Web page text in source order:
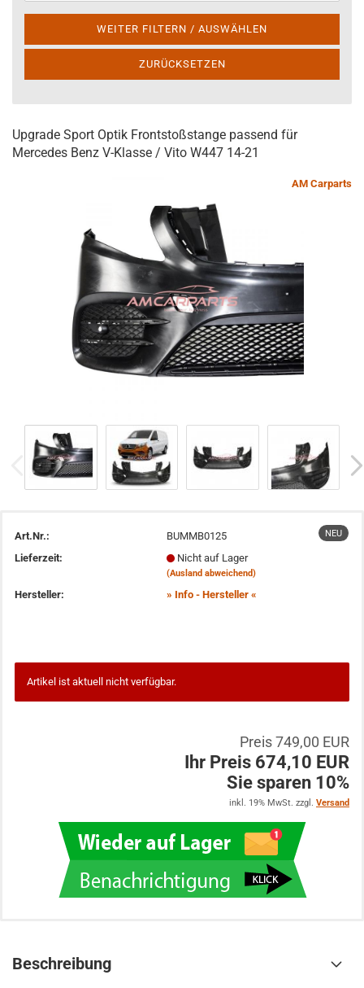
WEITER FILTERN / AUSWÄHLEN
ZURÜCKSETZEN
Upgrade Sport Optik Frontstoßstange passend für
Mercedes Benz V-Klasse / Vito W447 14-21
AM Carparts
NEU
Art.Nr.:
BUMMB0125
Lieferzeit:
Nicht auf Lager
(Ausland abweichend)
Hersteller: » Info - Hersteller «
Artikel ist aktuell nicht verfügbar.
Preis 749,00 EUR
Ihr Preis 674,10 EUR
Sie sparen 10%
inkl. 19% MwSt. zzgl. Versand
Beschreibung